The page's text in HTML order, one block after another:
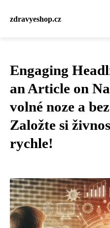
zdravyeshop.cz
Engaging
an Article on
volné noze a
Založte si
rychle!